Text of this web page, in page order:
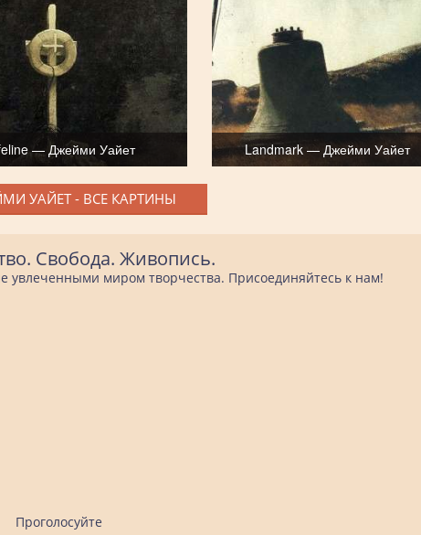
— Джейми Уайет Landmark — Джейми Уайет
УАЙЕТ - ВСЕ КАРТИНЫ
Свобода. Живопись.
увлеченными миром творчества. Присоединяйтесь к нам!
Проголосуйте